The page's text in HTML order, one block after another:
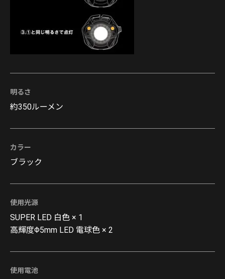
明るさ
約350ルーメン
カラー
ブラック
使用光源
SUPER LED 白色 × 1
高輝度Φ5mm LED 電球色 × 2
使用電池